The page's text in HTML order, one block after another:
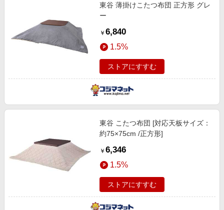
東谷 薄掛けこたつ布団 正方形 グレ
ー
￥ 6,840
1.5%
ストアにすすむ
東谷 こたつ布団 [対応天板サイズ：
約75×75cm /正方形]
￥ 6,346
1.5%
ストアにすすむ